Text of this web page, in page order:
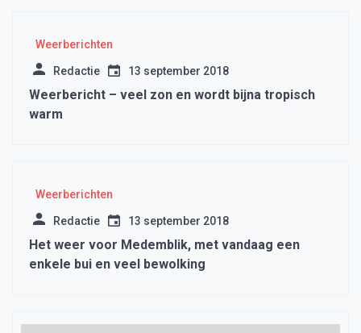
Weerberichten
Redactie 13 september 2018
Weerbericht – veel zon en wordt bijna tropisch
warm
Weerberichten
Redactie 13 september 2018
Het weer voor Medemblik, met vandaag een
enkele bui en veel bewolking